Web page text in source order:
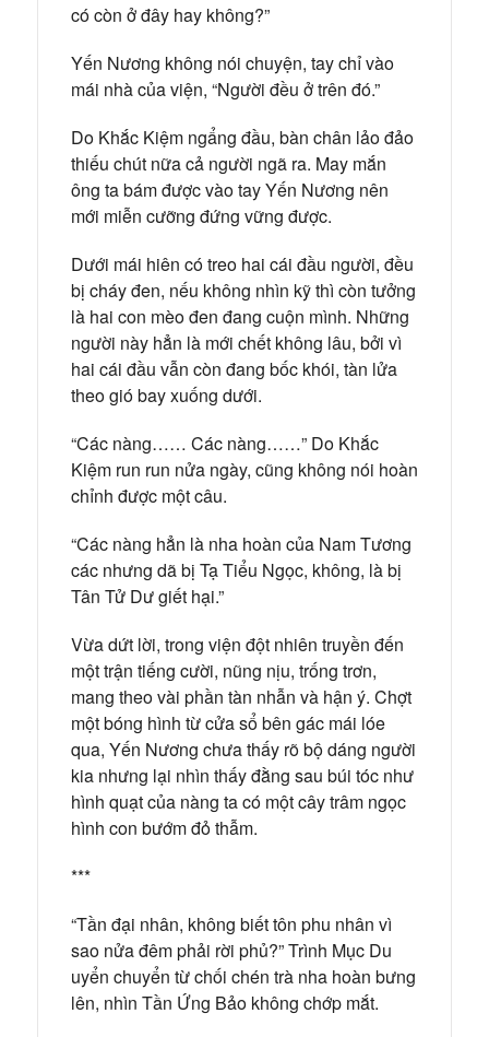
có còn ở đây hay không?”
Yến Nương không nói chuyện, tay chỉ vào
mái nhà của viện, “Người đều ở trên đó.”
Do Khắc Kiệm ngẩng đầu, bàn chân lảo đảo
thiếu chút nữa cả người ngã ra. May mắn
ông ta bám được vào tay Yến Nương nên
mới miễn cưỡng đứng vững được.
Dưới mái hiên có treo hai cái đầu người, đều
bị cháy đen, nếu không nhìn kỹ thì còn tưởng
là hai con mèo đen đang cuộn mình. Những
người này hẳn là mới chết không lâu, bởi vì
hai cái đầu vẫn còn đang bốc khói, tàn lửa
theo gió bay xuống dưới.
“Các nàng…… Các nàng……” Do Khắc
Kiệm run run nửa ngày, cũng không nói hoàn
chỉnh được một câu.
“Các nàng hẳn là nha hoàn của Nam Tương
các nhưng dã bị Tạ Tiểu Ngọc, không, là bị
Tân Tử Dư giết hại.”
Vừa dứt lời, trong viện đột nhiên truyền đến
một trận tiếng cười, nũng nịu, trống trơn,
mang theo vài phần tàn nhẫn và hận ý. Chợt
một bóng hình từ cửa sổ bên gác mái lóe
qua, Yến Nương chưa thấy rõ bộ dáng người
kia nhưng lại nhìn thấy đằng sau búi tóc như
hình quạt của nàng ta có một cây trâm ngọc
hình con bướm đỏ thẫm.
***
“Tần đại nhân, không biết tôn phu nhân vì
sao nửa đêm phải rời phủ?” Trình Mục Du
uyển chuyển từ chối chén trà nha hoàn bưng
lên, nhìn Tần Ứng Bảo không chớp mắt.